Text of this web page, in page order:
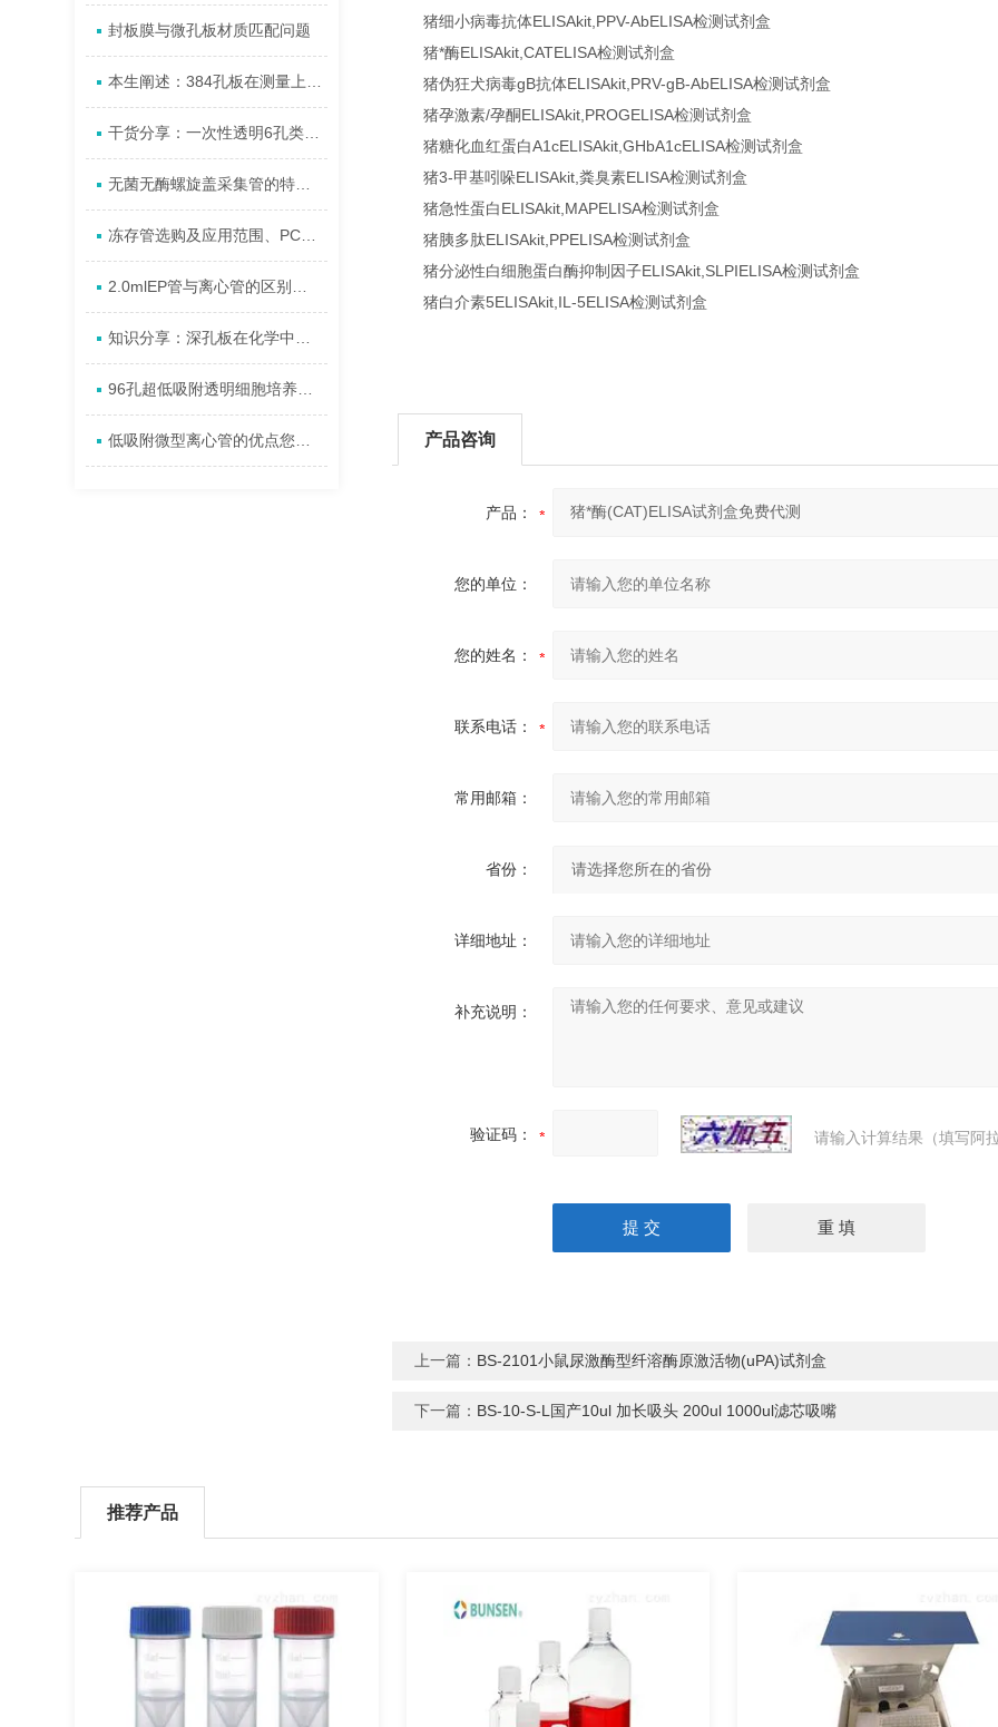
封板膜与微孔板材质匹配问题
猪细小病毒抗体ELISAkit,PPV-AbELISA检测试剂盒
猪*酶ELISAkit,CATELISA检测试剂盒
猪伪狂犬病毒gB抗体ELISAkit,PRV-gB-AbELISA检测试剂盒
猪孕激素/孕酮ELISAkit,PROGELISA检测试剂盒
猪糖化血红蛋白A1cELISAkit,GHbA1cELISA检测试剂盒
猪3-甲基吲哚ELISAkit,粪臭素ELISA检测试剂盒
猪急性蛋白ELISAkit,MAPELISA检测试剂盒
猪胰多肽ELISAkit,PPELISA检测试剂盒
猪分泌性白细胞蛋白酶抑制因子ELISAkit,SLPIELISA检测试剂盒
猪白介素5ELISAkit,IL-5ELISA检测试剂盒
产品咨询
产品：
您的单位：
您的姓名：
联系电话：
常用邮箱：
省份：
详细地址：
补充说明：
验证码： 请输入计算结果（填写阿
上一篇： BS-2101小鼠尿激酶型纤溶酶原激活物(uPA)试剂盒
下一篇： BS-10-S-L国产10ul 加长吸头 200ul 1000ul滤芯吸嘴
推荐产品